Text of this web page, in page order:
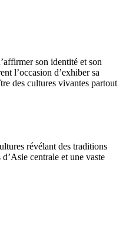
son identité et son
l’occasion d’exhiber sa
des cultures vivantes partout
révélant des traditions
centrale et une vaste